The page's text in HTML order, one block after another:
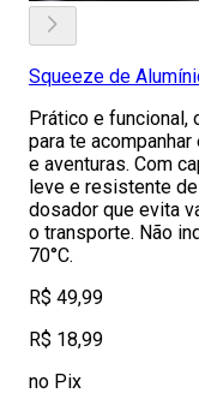
Squeeze de
Prático e funcional,
para te
e aventuras. Com
leve e resistente
dosador que evita
o transporte. Não
70°C.
R$ 49,99
R$ 18,99
no Pix